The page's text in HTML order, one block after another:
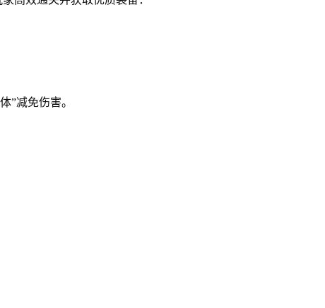
”减免伤害。